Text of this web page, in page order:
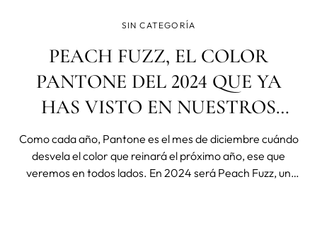
SIN CATEGORÍA
PEACH FUZZ, EL COLOR
PANTONE DEL 2024 QUE YA
HAS VISTO EN NUESTROS
DISPOSITIVOS
Como cada año, Pantone es el mes de diciembre cuándo
desvela el color que reinará el próximo año, ese que
veremos en todos lados. En 2024 será Peach Fuzz, un